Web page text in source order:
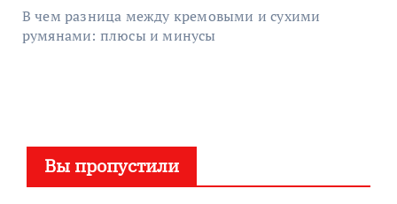
В чем разница между кремовыми и сухими
румянами: плюсы и минусы
Вы пропустили